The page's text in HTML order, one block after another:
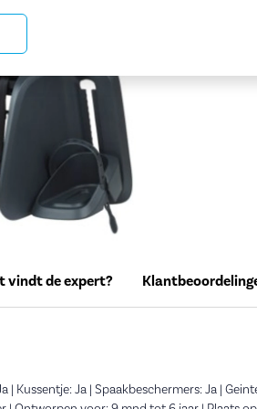
vindt de expert?
Kussentje: Ja | Spaakbeschermers: Ja |